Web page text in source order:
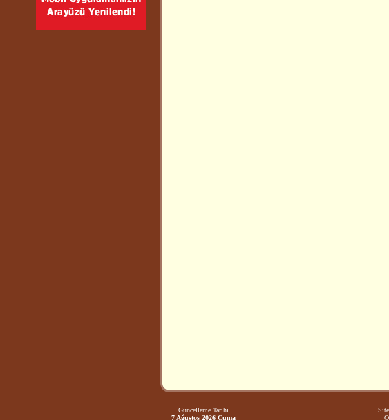
Güncelleme Tarihi
7 Ağustos 2026 Cuma